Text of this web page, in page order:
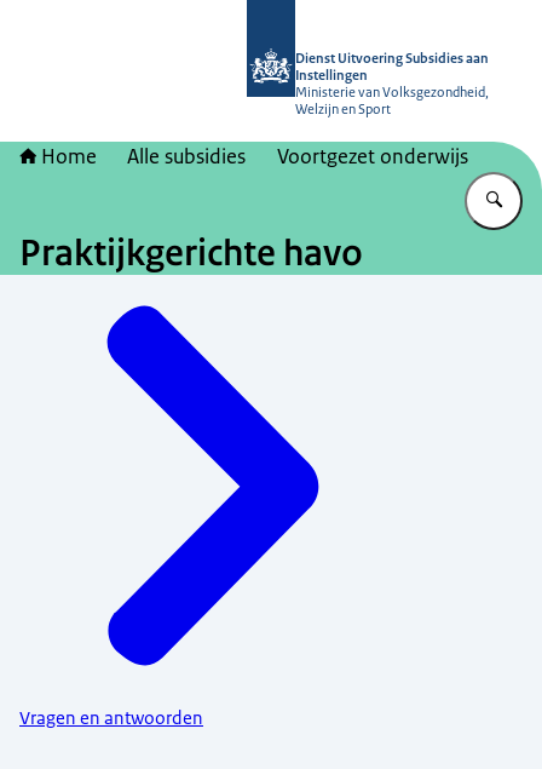
Dienst Uitvoering Subsidies aan
Instellingen
Ministerie van Volksgezondheid,
Welzijn en Sport
Home Alle subsidies Voortgezet onderwijs
Praktijkgerichte havo
Vragen en antwoorden